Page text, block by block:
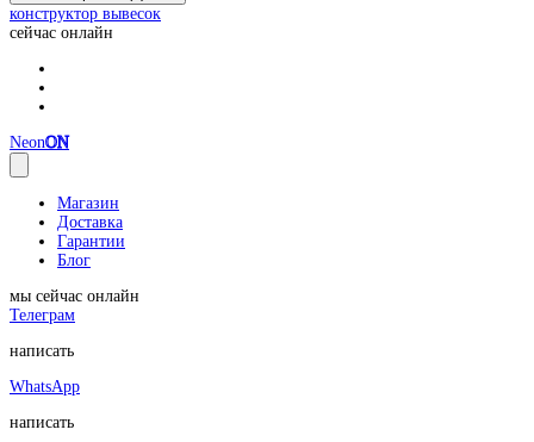
конструктор вывесок
сейчас онлайн
NeonON
Магазин
Доставка
Гарантии
Блог
мы сейчас онлайн
Телеграм
написать
WhatsApp
написать